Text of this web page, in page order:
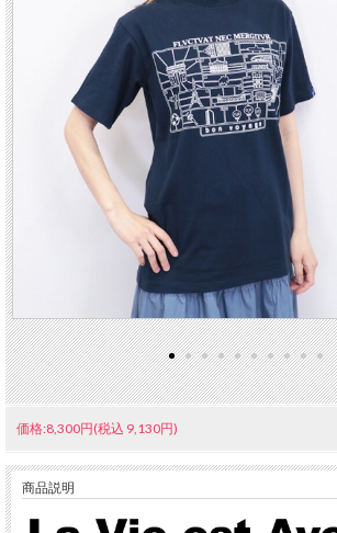
価格:8,300円(税込 9,130円)
商品説明